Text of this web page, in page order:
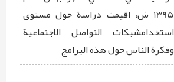
1395 ش، اقيمت دراسة حول مستوى
استخدامشبكات التواصل الاجتماعية
وفكرة الناس حول هذه البرامج